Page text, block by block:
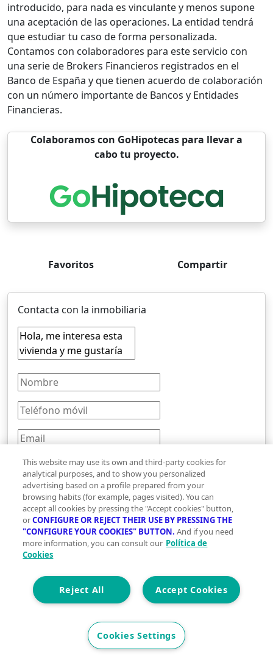
introducido, para nada es vinculante y menos supone
una aceptación de las operaciones. La entidad tendrá
que estudiar tu caso de forma personalizada.
Contamos con colaboradores para este servicio con
una serie de Brokers Financieros registrados en el
Banco de España y que tienen acuerdo de colaboración
con un número importante de Bancos y Entidades
Financieras.
Colaboramos con GoHipotecas para llevar a
cabo tu proyecto.
Favoritos Compartir
Contacta con la inmobiliaria
UCI SPPI («UCI Servicios para Profesionales
Inmobiliarios / Vivegreen») tratará los datos
personales que has facilitado a través del presente
formulario con la finalidad de gestionar tu solicitud
de contacto. Facilitaremos tus datos de contacto a
consentimiento otorgado mediante la remisión del
mismo. Puedes obtener más información sobre el
ejercitar tus derechos, consultando nuestra
Política de Privacidad
This website may use its own and third-party cookies for
analytical purposes, and to show you personalized
advertising based on a profile prepared from your
browsing habits (for example, pages visited). You can
accept all cookies by pressing the "Accept cookies" button,
orCONFIGURE OR REJECT THEIR USE BY PRESSING THE
"CONFIGURE YOUR COOKIES" BUTTON. And if you need
more information, you can consult our Política de
Cookies
Accept Cookies
Reject All
Cookies Settings